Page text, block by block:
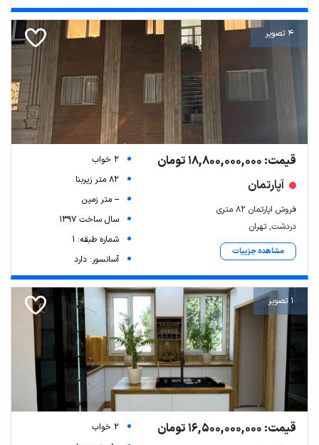
Leaflet ariamarz.com
4 تصویر
قیمت: 18,800,000,000 تومان
آپارتمان
فروش اپارتمان 82 متری
دردشت, تهران
مشاهده جزییات
2 خواب
82 متر زیربنا
-- متر زمین
سال ساخت 1397
شماره طبقه: 1
آسانسور: دارد
1 تصویر
قیمت: 16,500,000,000 تومان
2 خواب